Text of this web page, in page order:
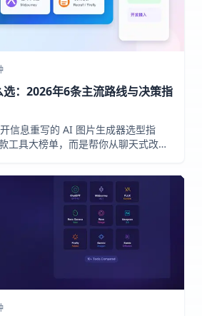
：2026年6条主流路线与决策指
信息重写的 AI 图片生成器选型指
工具大榜单，而是帮你从聊天式改